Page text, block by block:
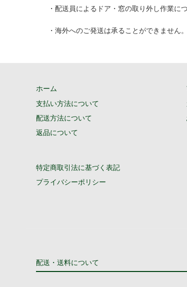
・配送員によるドア・窓の取り外し作業に
・海外へのご発送は承ることができません。
ホーム
支払い方法について
配送方法について
返品について
特定商取引法に基づく表記
プライバシーポリシー
配送・送料について